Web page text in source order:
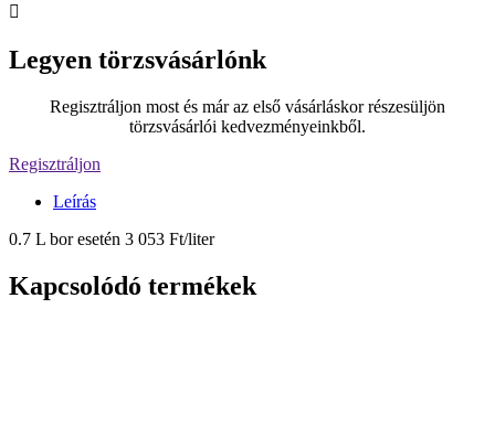

Legyen törzsvásárlónk
Regisztráljon most és már az első vásárláskor részesüljön
törzsvásárlói kedvezményeinkből.
Regisztráljon
Leírás
0.7 L bor esetén 3 053 Ft/liter
Kapcsolódó termékek